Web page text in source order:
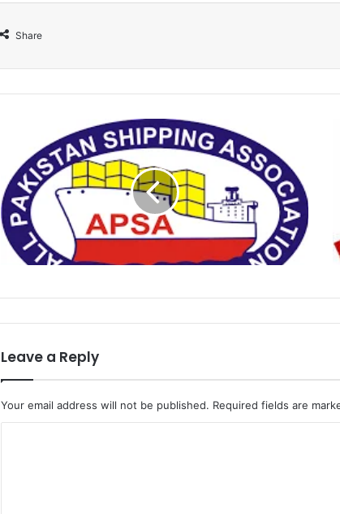
Share
Leave a Reply
Your email address will not be published. Required fields are